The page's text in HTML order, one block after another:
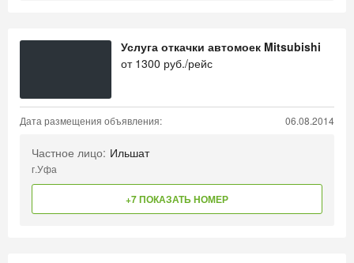
Услуга откачки автомоек Mitsubishi
от 1300 руб./рейс
Дата размещения объявления: 06.08.2014
Частное лицо: Ильшат
г.Уфа
+7 ПОКАЗАТЬ НОМЕР